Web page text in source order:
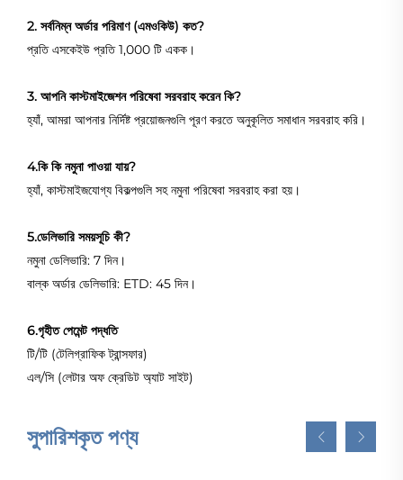
2. সর্বনিম্ন অর্ডার পরিমাণ (এমওকিউ) কত?
প্রতি এসকেইউ প্রতি 1,000 টি একক।
3. আপনি কাস্টমাইজেশন পরিষেবা সরবরাহ করেন কি?
হ্যাঁ, আমরা আপনার নির্দিষ্ট প্রয়োজনগুলি পূরণ করতে অনুকূলিত সমাধান সরবরাহ করি।
4.কি কি নমুনা পাওয়া যায়?
হ্যাঁ, কাস্টমাইজযোগ্য বিকল্পগুলি সহ নমুনা পরিষেবা সরবরাহ করা হয়।
5.ডেলিভারি সময়সূচি কী?
নমুনা ডেলিভারি: 7 দিন।
বাল্ক অর্ডার ডেলিভারি: ETD: 45 দিন।
6.গৃহীত পেমেন্ট পদ্ধতি
টি/টি (টেলিগ্রাফিক ট্রান্সফার)
এল/সি (লেটার অফ ক্রেডিট অ্যাট সাইট)
সুপারিশকৃত পণ্য